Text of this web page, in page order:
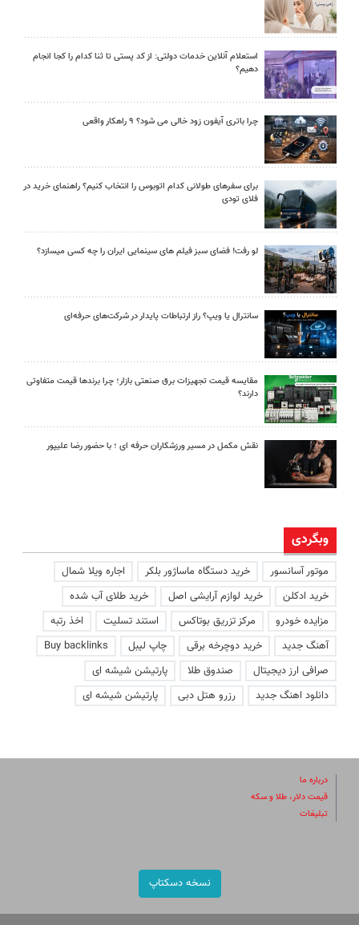
استعلام آنلاین خدمات دولتی: از کد پستی تا ثنا کدام را کجا انجام
دهیم؟
چرا باتری آیفون زود خالی می شود؟ ۹ راهکار واقعی
برای سفرهای طولانی کدام اتوبوس را انتخاب کنیم؟ راهنمای خرید در
فلای تودی
لو رفت! فضای سبز فیلم های سینمایی ایران را چه کسی میسازد؟
سانترال یا ویپ؟ راز ارتباطات پایدار در شرکت‌های حرفه‌ای
مقایسه قیمت تجهیزات برق صنعتی بازار؛ چرا برندها قیمت متفاوتی
دارند؟
نقش مکمل در مسیر ورزشکاران حرفه ای ؛ با حضور رضا علیپور
وبگردی
موتور آسانسور خرید دستگاه ماساژور بلکر
اجاره ویلا شمال
خرید ادکلن
خرید لوازم آرایشی اصل
خرید طلای آب شده
مزایده خودرو
مرکز تزریق بوتاکس استند تسلیت
اخذ رتبه
آهنگ جدید
خرید دوچرخه برقی چاپ لیبل
Buy backlinks
صرافی ارز دیجیتال
صندوق طلا
پارتیشن شیشه ای
دانلود اهنگ جدید
رزرو هتل دبی پارتیشن شیشه ای
درباره ما
قیمت دلار، طلا و سکه
تبلیغات
نسخه دسکتاپ